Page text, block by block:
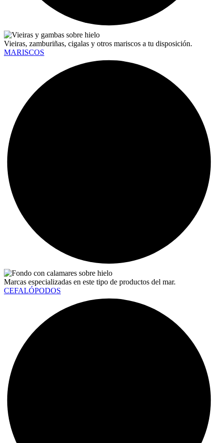
Vieiras, zamburiñas, cigalas y otros mariscos a tu disposición.
MARISCOS
Marcas especializadas en este tipo de productos del mar.
CEFALÓPODOS